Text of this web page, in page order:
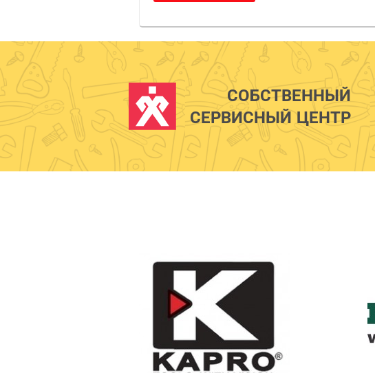
СОБСТВЕННЫЙ
СЕРВИСНЫЙ ЦЕНТР